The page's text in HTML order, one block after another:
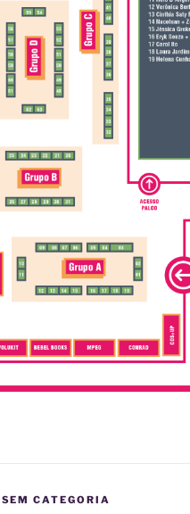
CATEGORIAS
SEM CATEGORIA